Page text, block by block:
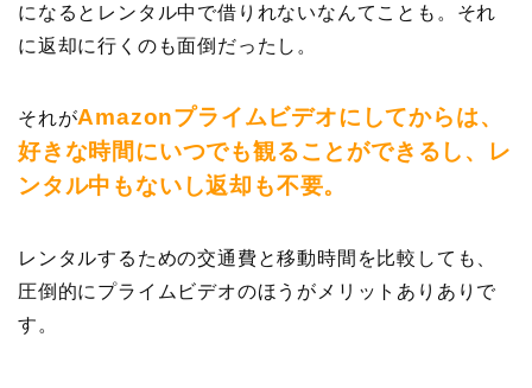
になるとレンタル中で借りれないなんてことも。それ
に返却に行くのも面倒だったし。
それがAmazonプライムビデオにしてからは、
好きな時間にいつでも観ることができるし、レ
ンタル中もないし返却も不要。
レンタルするための交通費と移動時間を比較しても、
圧倒的にプライムビデオのほうがメリットありありで
す。